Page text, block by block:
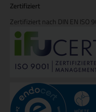
Zertifiziert
Zertifiziert nach DIN EN ISO